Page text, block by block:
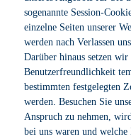
sogenannte Session-
einzelne Seiten unserer
werden nach Verlassen
Darüber hinaus setzen
Benutzerfreundlichkeit
bestimmten festgelegten
werden. Besuchen Sie
Anspruch zu nehmen,
bei uns waren und